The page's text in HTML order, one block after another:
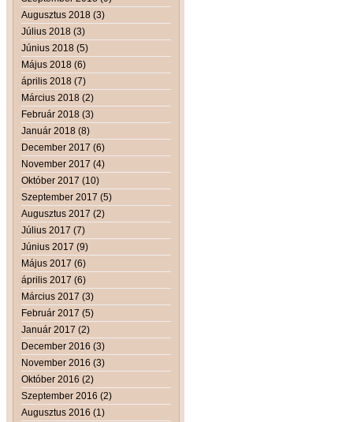
Augusztus 2018 (3)
Július 2018 (3)
Június 2018 (5)
Május 2018 (6)
április 2018 (7)
Március 2018 (2)
Február 2018 (3)
Január 2018 (8)
December 2017 (6)
November 2017 (4)
Október 2017 (10)
Szeptember 2017 (5)
Augusztus 2017 (2)
Július 2017 (7)
Június 2017 (9)
Május 2017 (6)
április 2017 (6)
Március 2017 (3)
Február 2017 (5)
Január 2017 (2)
December 2016 (3)
November 2016 (3)
Október 2016 (2)
Szeptember 2016 (2)
Augusztus 2016 (1)